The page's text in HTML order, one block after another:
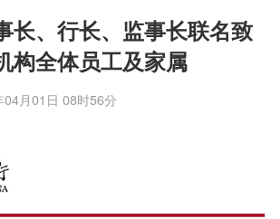
长、行长、监事长联名致
构全体员工及家属
月01日 08时56分